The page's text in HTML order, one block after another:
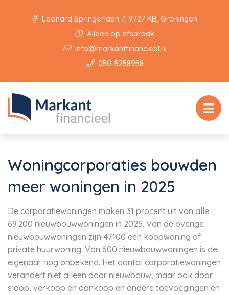
Leonard Springerlaan 7, 9727 KB, Groningen
Alleen op afspraak
info@markantfinancieel.nl
050-5258958
Woningcorporaties bouwden
meer woningen in 2025
De corporatiewoningen maken 31 procent uit van alle
69.200 nieuwbouwwoningen in 2025. Van de overige
nieuwbouwwoningen zijn 47.100 een koopwoning of
private huurwoning. Van 600 nieuwbouwwoningen is de
eigenaar nog onbekend. Het aantal corporatiewoningen
verandert niet alleen door nieuwbouw, maar ook door
sloop, verkoop en aankoop en andere toevoegingen en